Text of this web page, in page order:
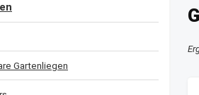
Gartenliegen